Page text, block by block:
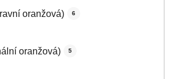
oranžová) 6
oranžová) 5